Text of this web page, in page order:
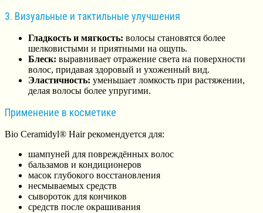
3. Визуальные и тактильные улучшения
Гладкость и мягкость: волосы становятся более
шелковистыми и приятными на ощупь.
Блеск: выравнивает отражение света на поверхности
волос, придавая здоровый и ухоженный вид.
Эластичность: уменьшает ломкость при растяжении,
делая волосы более упругими.
Применение в косметике
Bio Ceramidyl® Hair рекомендуется для:
шампуней для повреждённых волос
бальзамов и кондиционеров
масок глубокого восстановления
несмываемых средств
сывороток для кончиков
средств после окрашивания